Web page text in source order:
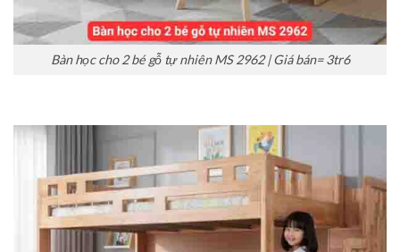
Bàn học cho 2 bé gỗ tự nhiên MS 2962 | Giá bán= 3tr6